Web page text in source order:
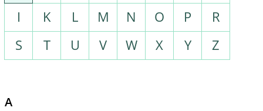
I
K L M N O P
R
S
T U V W X Y Z
A